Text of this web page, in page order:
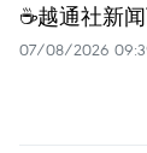
☕️越通社新
07/08/2026